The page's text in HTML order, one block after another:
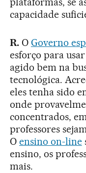
capacidade
R. O Governo
esforço para
agido bem na
tecnológica.
eles tenha sido
onde
concentrados,
professores
O ensino on-line
ensino, os
mais.